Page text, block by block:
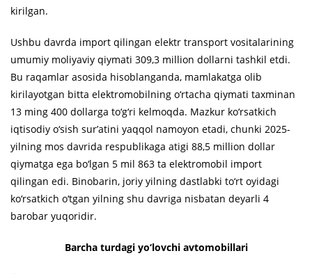
kirilgan.
Ushbu davrda import qilingan elektr transport vositalarining
umumiy moliyaviy qiymati 309,3 million dollarni tashkil etdi.
Bu raqamlar asosida hisoblanganda, mamlakatga olib
kirilayotgan bitta elektromobilning o‘rtacha qiymati taxminan
13 ming 400 dollarga to‘g‘ri kelmoqda. Mazkur ko‘rsatkich
iqtisodiy o‘sish sur’atini yaqqol namoyon etadi, chunki 2025-
yilning mos davrida respublikaga atigi 88,5 million dollar
qiymatga ega bo‘lgan 5 mil 863 ta elektromobil import
qilingan edi. Binobarin, joriy yilning dastlabki to‘rt oyidagi
ko‘rsatkich o‘tgan yilning shu davriga nisbatan deyarli 4
barobar yuqoridir.
Barcha turdagi yo‘lovchi avtomobillari